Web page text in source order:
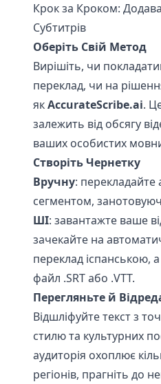
Крок за Кроком:
Субтитрів
Оберіть Свій Метод
Вирішіть, чи
переклад, чи на
якAccurateScribe.ai.
залежить від обсягу
ваших особистих
Створіть Чернетку
Вручну: перекладайте
сегментом,
ШІ: завантажте ваше
зачекайте на
переклад іспанською,
файл .SRT або .VTT.
Перегляньте й
Відшліфуйте текст з
стилю та культурних
аудиторія охоплює
регіонів, прагніть до